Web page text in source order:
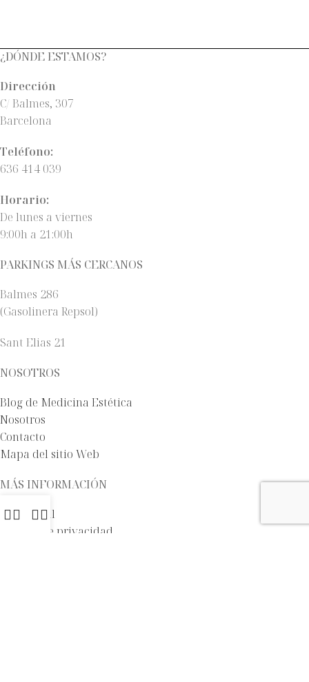
¿DÓNDE ESTAMOS?
Dirección
C/ Balmes, 307
Barcelona
Teléfono:
636 414 039
Horario:
De lunes a viernes
9:00h a 21:00h
PARKINGS MÁS CERCANOS
Balmes 286
(Gasolinera Repsol)
Sant Elias 21
NOSOTROS
Blog de Medicina Estética
Nosotros
Contacto
Mapa del sitio Web
MÁS INFORMACIÓN
Aviso legal
Política de privacidad